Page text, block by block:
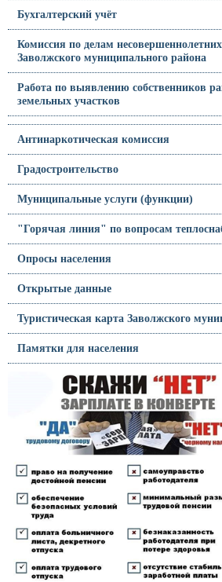
Бухгалтерский учёт
Комиссия по делам
Заволжского муниципального района
Работа по выявлению собственников
земельных участков
Антинаркотическая комиссия
Градостроительство
Муниципальные услуги (функции)
"Горячая линия" по вопросам
Опросы населения
Открытые данные
Туристическая карта Заволжского
Памятки для населения